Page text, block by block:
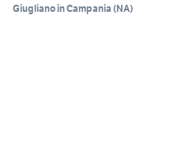
Giugliano in Campania (NA)